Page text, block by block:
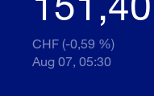
CHF (-0,59 %)
Aug 07, 05:30